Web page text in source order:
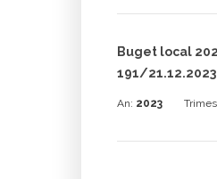
Buget local
191/21.12.2023
An: 2023